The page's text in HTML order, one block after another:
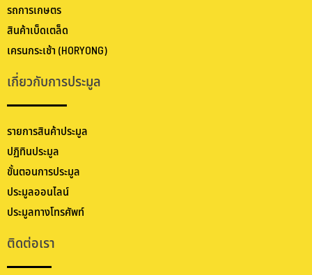
รถการเกษตร
สินค้าเบ็ดเตล็ด
เครนกระเช้า (HORYONG)
เกี่ยวกับการประมูล
รายการสินค้าประมูล
ปฏิทินประมูล
ขั้นตอนการประมูล
ประมูลออนไลน์
ประมูลทางโทรศัพท์
ติดต่อเรา